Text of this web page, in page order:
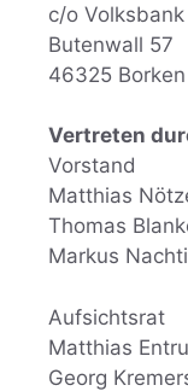
c/o
Butenwall 57
46325 Borken
Vertreten
Vorstand
Matthias
Thomas
Markus
Aufsichtsrat
Matthias
Georg